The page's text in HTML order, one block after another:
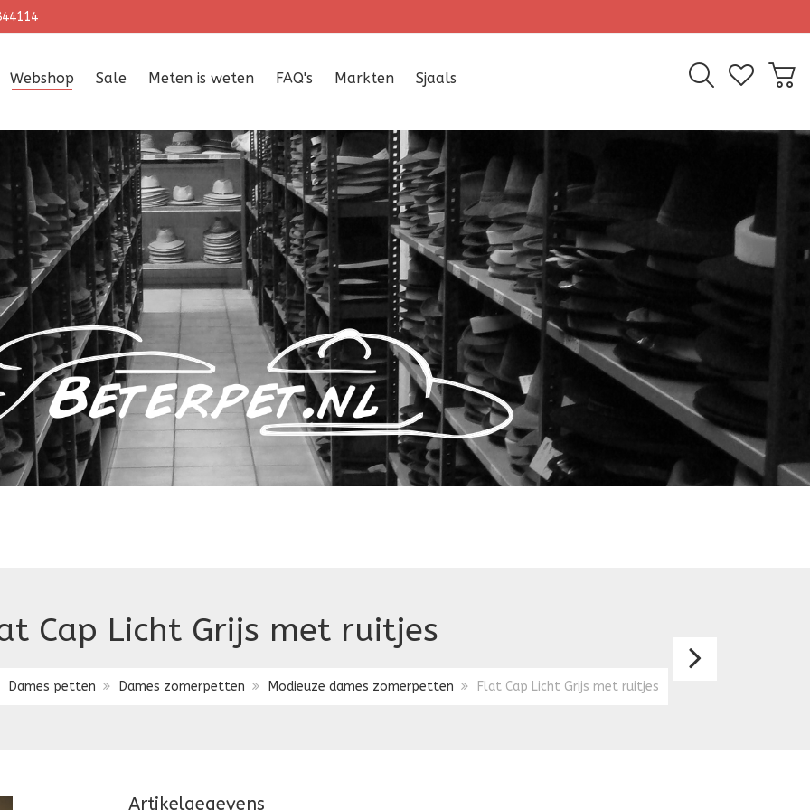
Webshop Sale Meten is weten FAQ's Markten Sjaals
Cap Licht Grijs met ruitjes
Dames petten Dames zomerpetten Modieuze dames zomerpetten Flat Cap Licht Grijs met ruitjes
Flat
Artikelgegevens